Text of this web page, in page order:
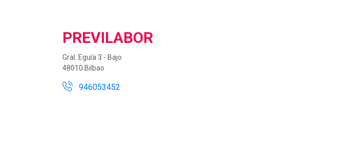
PREVILABOR
Gral. Eguía 3 - Bajo
48010 Bilbao
946053452